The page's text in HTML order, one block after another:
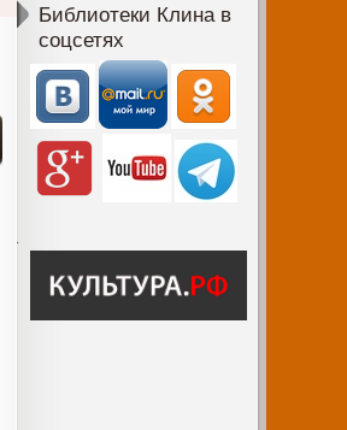
Библиотеки Клина в
соцсетях